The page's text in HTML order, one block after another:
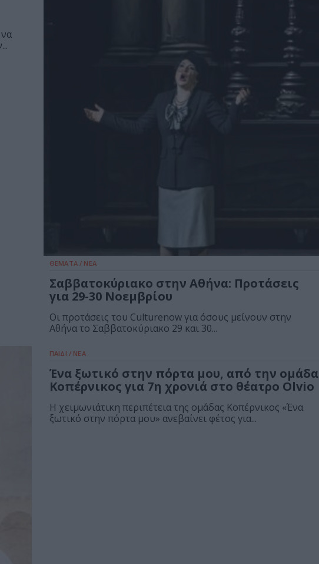
ΘΕΜΑΤΑ / ΝΕΑ
Σαββατοκύριακο στην Αθήνα: Προτάσεις
για 29-30 Νοεμβρίου
Οι προτάσεις του Culturenow για όσους μείνουν στην
Αθήνα το Σαββατοκύριακο 29 και 30...
ΠΑΙΔΙ / ΝΕΑ
Ένα ξωτικό στην πόρτα μου, από την ομάδα
Κοπέρνικος για 7η χρονιά στο θέατρο Olvio
H χειμωνιάτικη περιπέτεια της ομάδας Κοπέρνικος «Ένα
ξωτικό στην πόρτα μου» ανεβαίνει φέτος για...